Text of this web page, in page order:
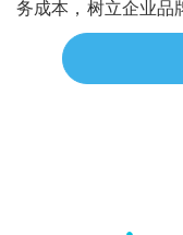
务成本，树立企业品